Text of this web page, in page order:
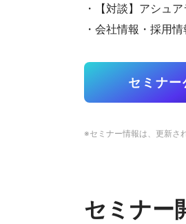
・【対談】アシュ
・会社情報・採用情
セミナ
※セミナー情報は、更新さ
セミナー